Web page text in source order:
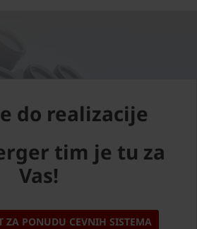
do realizacije
tim je tu za
Vas!
ZA PONUDU CEVNIH SISTEMA